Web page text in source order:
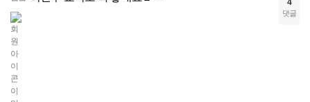
4
댓글